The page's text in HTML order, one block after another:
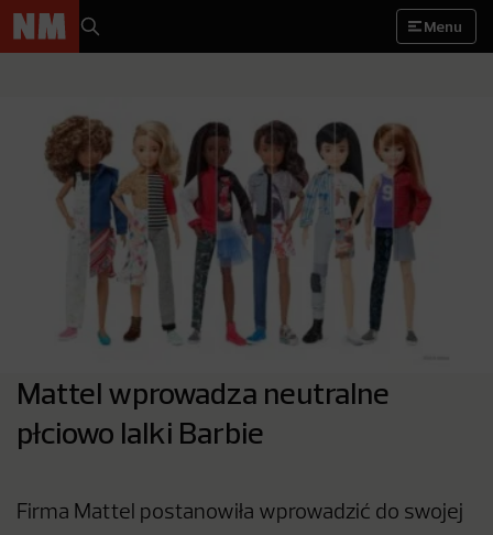
Menu
Mattel wprowadza neutralne
płciowo lalki Barbie
Firma Mattel postanowiła wprowadzić do swojej